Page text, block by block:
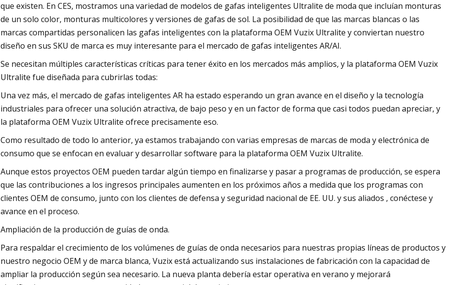
que existen. En CES, mostramos una variedad de modelos de gafas inteligentes Ultralite de moda que incluían monturas
de un solo color, monturas multicolores y versiones de gafas de sol. La posibilidad de que las marcas blancas o las
marcas compartidas personalicen las gafas inteligentes con la plataforma OEM Vuzix Ultralite y conviertan nuestro
diseño en sus SKU de marca es muy interesante para el mercado de gafas inteligentes AR/AI.
Se necesitan múltiples características críticas para tener éxito en los mercados más amplios, y la plataforma OEM Vuzix
Ultralite fue diseñada para cubrirlas todas:
Una vez más, el mercado de gafas inteligentes AR ha estado esperando un gran avance en el diseño y la tecnología
industriales para ofrecer una solución atractiva, de bajo peso y en un factor de forma que casi todos puedan apreciar, y
la plataforma OEM Vuzix Ultralite ofrece precisamente eso.
Como resultado de todo lo anterior, ya estamos trabajando con varias empresas de marcas de moda y electrónica de
consumo que se enfocan en evaluar y desarrollar software para la plataforma OEM Vuzix Ultralite.
Aunque estos proyectos OEM pueden tardar algún tiempo en finalizarse y pasar a programas de producción, se espera
que las contribuciones a los ingresos principales aumenten en los próximos años a medida que los programas con
clientes OEM de consumo, junto con los clientes de defensa y seguridad nacional de EE. UU. y sus aliados , conéctese y
avance en el proceso.
Ampliación de la producción de guías de onda.
Para respaldar el crecimiento de los volúmenes de guías de onda necesarios para nuestras propias líneas de productos y
nuestro negocio OEM y de marca blanca, Vuzix está actualizando sus instalaciones de fabricación con la capacidad de
ampliar la producción según sea necesario. La nueva planta debería estar operativa en verano y mejorará